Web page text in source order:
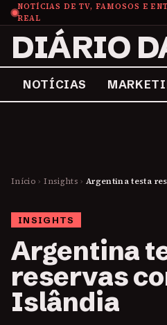
NOTÍCIAS DE TV, FAMOSOS E
REAL
DIÁRIO
NOTÍCIAS
Início › Insights › Argentina testa
INSIGHTS
Argentina
reservas
Islândia